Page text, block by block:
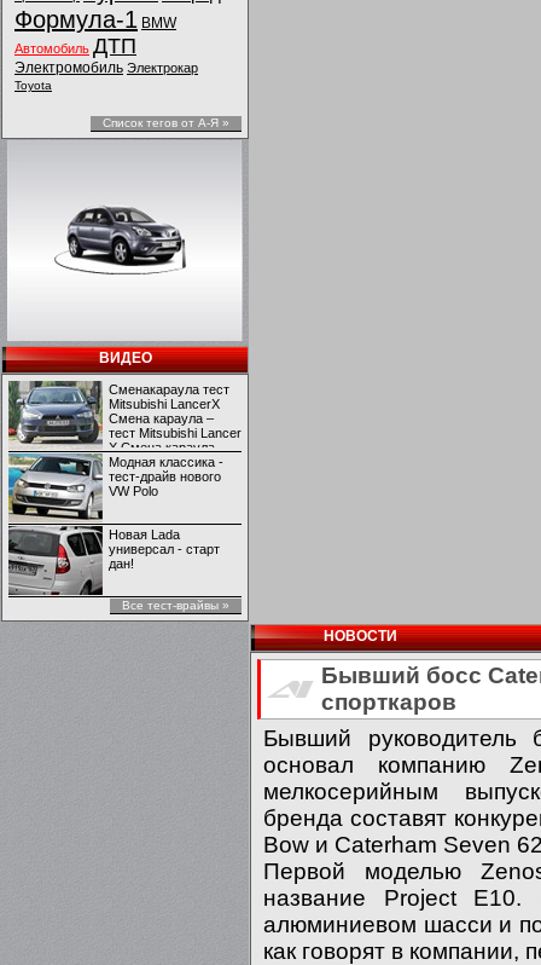
Формула-1 BMW
Автомобиль ДТП
Электромобиль Электрокар
Toyota
Список тегов от А-Я »
ВИДЕО
Сменакараула тест
Mitsubishi LancerX
Смена караула –
тест Mitsubishi Lancer
X Смена караула –
тест Mitsubishi Lancer
X
Модная классика -
тест-драйв нового
VW Polo
Новая Lada
универсал - старт
дан!
Все тест-врайвы »
НОВОСТИ
Бывший босс
спорткаров
Бывший руководитель
основал компанию
мелкосерийным
бренда составят
Bow и Caterham Seven
Первой моделью
название Project E10.
алюминиевом шасси и
как говорят в компании,